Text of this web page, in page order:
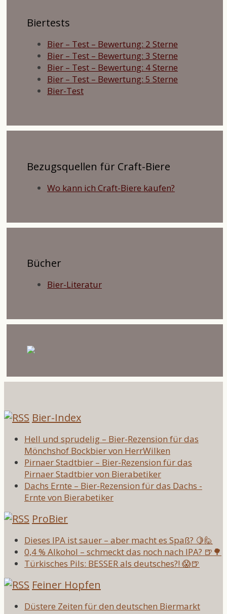
Biertests
Bier – Test – Bewertung: 2 Sterne
Bier – Test – Bewertung: 3 Sterne
Bier – Test – Bewertung: 4 Sterne
Bier – Test – Bewertung: 5 Sterne
Bier-Test
Bezugsquellen für Craft-Biere
Wo kann ich Craft-Biere kaufen?
Bücher
Bier-Literatur
Bier-Index
Hell und sprudelig – Bier-Rezension für das
Mönchshof Bockbier von HerrWilken
Pirnaer Stadtbier – Bier-Rezension für das
Pirnaer Stadtbier von Bierabetiker
Dachs Ernte – Bier-Rezension für das Dachs -
Ernte von Bierabetiker
ProBier
Dieses IPA ist sauer – aber macht es Spaß? 🍋🙋
0,4 % Alkohol – schmeckt das noch nach IPA? 🍺🌳
Türkisches Pils: BESSER als deutsches?! 😱🍺
Feiner Hopfen
Düstere Zeiten für den deutschen Biermarkt